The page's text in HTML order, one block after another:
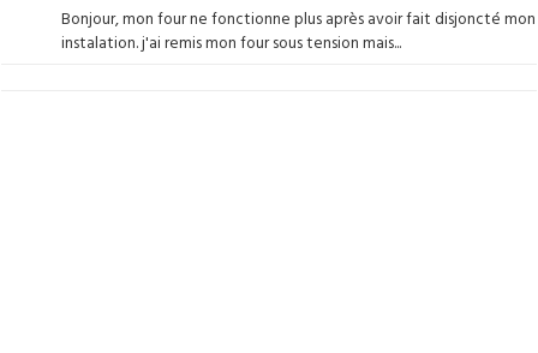
Bonjour, mon four ne fonctionne plus après avoir fait disjoncté mon
instalation. j'ai remis mon four sous tension mais...